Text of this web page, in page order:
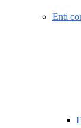
Enti